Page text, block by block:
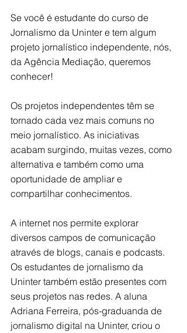
Se você é estudante do curso de
Jornalismo da Uninter e tem algum
projeto jornalístico independente, nós,
da Agência Mediação, queremos
conhecer!
Os projetos independentes têm se
tornado cada vez mais comuns no
meio jornalístico. As iniciativas
acabam surgindo, muitas vezes, como
alternativa e também como uma
oportunidade de ampliar e
compartilhar conhecimentos.
A internet nos permite explorar
diversos campos de comunicação
através de blogs, canais e podcasts.
Os estudantes de jornalismo da
Uninter também estão presentes com
seus projetos nas redes. A aluna
Adriana Ferreira, pós-graduanda de
jornalismo digital na Uninter, criou o